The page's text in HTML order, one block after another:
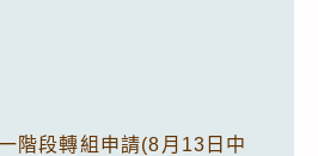
階段轉組申請(8月13日中